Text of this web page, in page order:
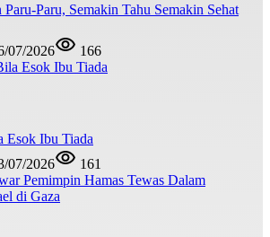
Paru, Semakin Tahu Semakin Sehat
07/2026 166
Esok Ibu Tiada
07/2026 161